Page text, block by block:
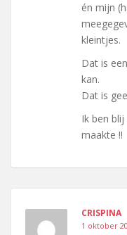
én mijn
kleintjes.
Dat is
kan.
Dat is
Ik ben
maakte !!
CRISPINA
1 oktober